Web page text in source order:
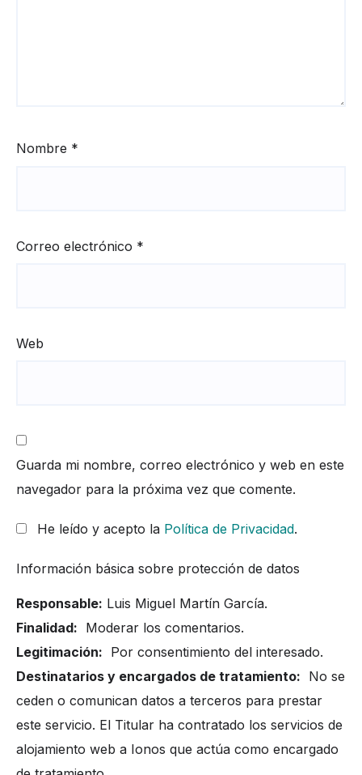
Nombre *
Correo electrónico *
Web
Guarda mi nombre, correo electrónico y web en este
navegador para la próxima vez que comente.
He leído y acepto la Política de Privacidad.
Información básica sobre protección de datos
Responsable: Luis Miguel Martín García.
Finalidad: Moderar los comentarios.
Legitimación: Por consentimiento del interesado.
Destinatarios y encargados de tratamiento: No se
ceden o comunican datos a terceros para prestar
este servicio. El Titular ha contratado los servicios de
alojamiento web a Ionos que actúa como encargado